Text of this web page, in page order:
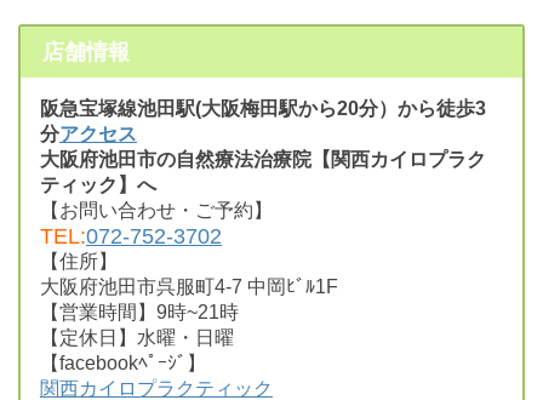
店舗情報
阪急宝塚線池田駅(大阪梅田駅から20分）から徒歩3
分アクセス
大阪府池田市の自然療法治療院【関西カイロプラク
ティック】へ
【お問い合わせ・ご予約】
TEL:072-752-3702
【住所】
大阪府池田市呉服町4-7 中岡ﾋﾞﾙ1F
【営業時間】9時~21時
【定休日】水曜・日曜
【facebookﾍﾟｰｼﾞ】
関西カイロプラクティック